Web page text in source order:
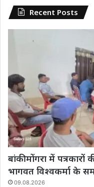
Recent Posts
बांकी मोंगरा में
भागवत विश्वकर्मा के
09.08.2026